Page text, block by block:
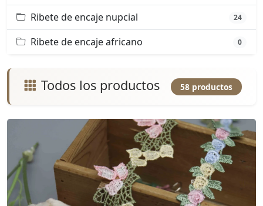
Ribete de encaje nupcial 24
Ribete de encaje africano 0
Todos los productos 58 productos